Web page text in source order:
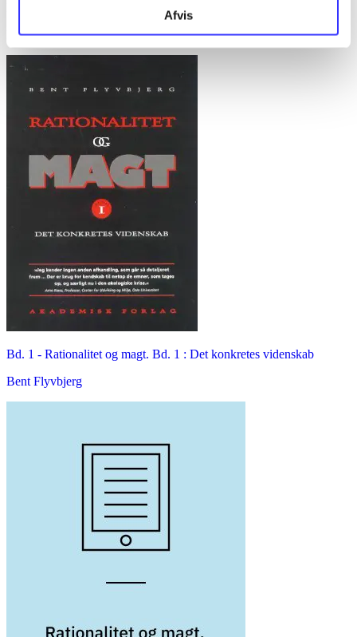
Afvis
Rationalitet og magt. Bd. 1 : Det konkretes videnskab
Bent Flyvbjerg
Bd. 1 - Rationalitet og magt. Bd. 1 : Det konkretes videnskab
Bent Flyvbjerg